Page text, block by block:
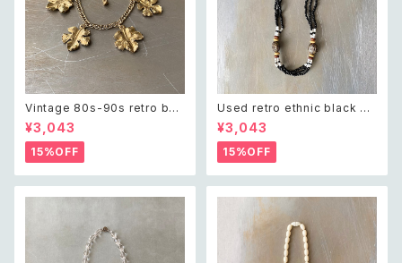
Vintage 80s-90s retro bot
anical leaf charm bracelet
レトロ ヴィンテージ アクセサリ
ー ゴールド ボタニカル リーフ
チャーム ブレスレット
¥3,043
15%OFF
Used retro ethnic black be
ads necklace レトロ ユーズ
ド アクセサリー エスニック ブラ
ック ビーズ ネックレス
¥3,043
15%OFF